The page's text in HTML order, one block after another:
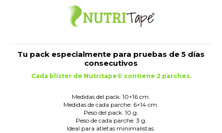
Tu pack especialmente para pruebas de 5 días
consecutivos
Cada blíster de Nutritape® contiene 2 parches.
Medidas del pack: 10×16 cm.
Medidas de cada parche: 6×14 cm.
Peso del pack: 10 g.
Peso de cada parche: 3 g.
Ideal para atletas minimalistas